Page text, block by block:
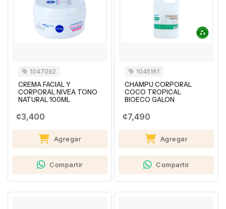
1047092
CREMA FACIAL Y
CORPORAL NIVEA TONO
NATURAL 100ML
¢3,400
Agregar
Compartir
1045161
CHAMPU CORPORAL
COCO TROPICAL
BIOECO GALON
¢7,490
Agregar
Compartir